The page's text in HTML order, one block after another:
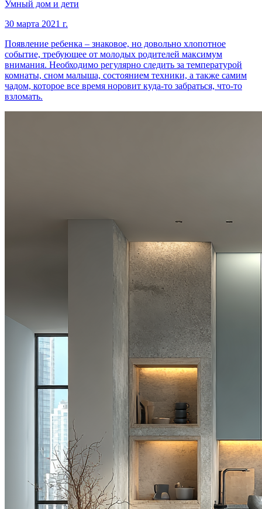
Умный дом и дети
30 марта 2021 г.
Появление ребенка – знаковое, но довольно хлопотное
событие, требующее от молодых родителей максимум
внимания. Необходимо регулярно следить за температурой
комнаты, сном малыша, состоянием техники, а также самим
чадом, которое все время норовит куда-то забраться, что-то
взломать.